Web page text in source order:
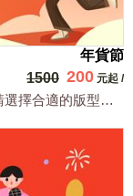
年貨節
1500 200 元起 /
最大輸出尺寸1920*700像素請選擇合適的版型，文字或相關商品圖須由買方提供文...